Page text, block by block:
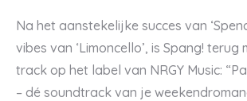
Na het aanstekelijke succes van
vibes van ‘Limoncello’, is Spang! terug
track op het label van NRGY Music:
– dé soundtrack van je